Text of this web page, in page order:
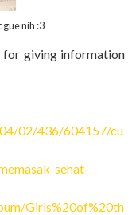
nih :3
for giving information
02/436/604157/cu
sehat-
Girls%20of%20th